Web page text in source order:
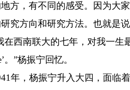
方，有不同的感受。因为大
究方向和研究方法。也就是
在西南联大的七年，对我一
。”杨振宁回忆。
年，杨振宁升入大四，面临